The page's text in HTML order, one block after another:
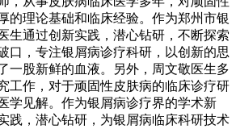
的理论基础和临床经验。作为郑州市银
生通过创新实践，潜心钻研，不断探索
口，专注银屑病诊疗科研，以创新的思
一股新鲜的血液。另外，周文敬医生多
工作，对于顽固性皮肤病的临床诊疗研
学见解。作为银屑病诊疗界的学术新
践，潜心钻研，为银屑病临床科研技术